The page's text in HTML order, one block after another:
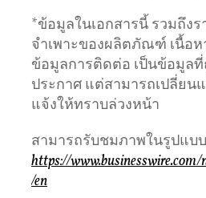
*ข้อมูลในเอกสารนี้ รวมถึง
จำเพาะของผลิตภัณฑ์ เนื้อห
ข้อมูลการติดต่อ เป็นข้อมูล
ประกาศ แต่สามารถเปลี่ยน
แจ้งให้ทราบล่วงหน้า
สามารถรับชมภาพในรูปแบ
https://
/en